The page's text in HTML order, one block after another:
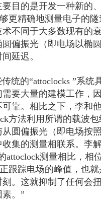
目的是开发一种新的
够更精确地测量电子的隧
不同于大多数现有的
偏振光（即电场以椭
延迟。
统的“attoclocks ”系统
要大量的建模工作，
靠。相比之下，李和
方法利用所谓的载波包
圆偏振光（即电场按
集的测量相联系。 李
attoclock测量相比，相
跟踪电场的峰值，也
。这就抑制了任何会
。 ”